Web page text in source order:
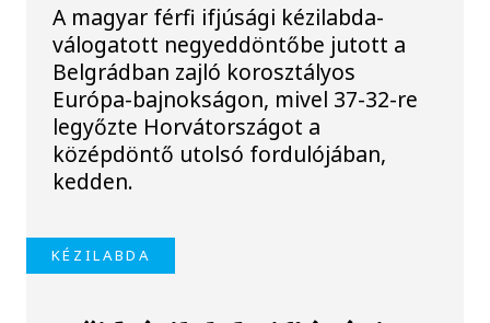
A magyar férfi ifjúsági kézilabda-
válogatott negyeddöntőbe jutott a
Belgrádban zajló korosztályos
Európa-bajnokságon, mivel 37-32-re
legyőzte Horvátországot a
középdöntő utolsó fordulójában,
kedden.
KÉZILABDA